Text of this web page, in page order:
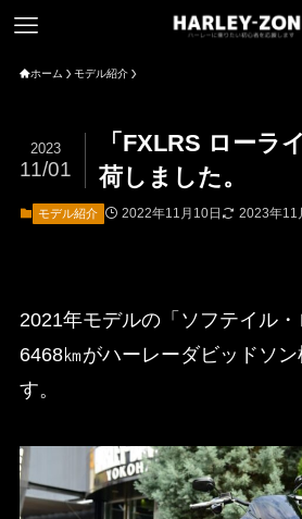
ホーム モデル紹介
「FXLRS ローラ
荷しました。
2023
11/01
モデル紹介 2022年11月10日 2023年11
2021年モデルの「ソフテイル・
6468㎞がハーレーダビッドソ
す。